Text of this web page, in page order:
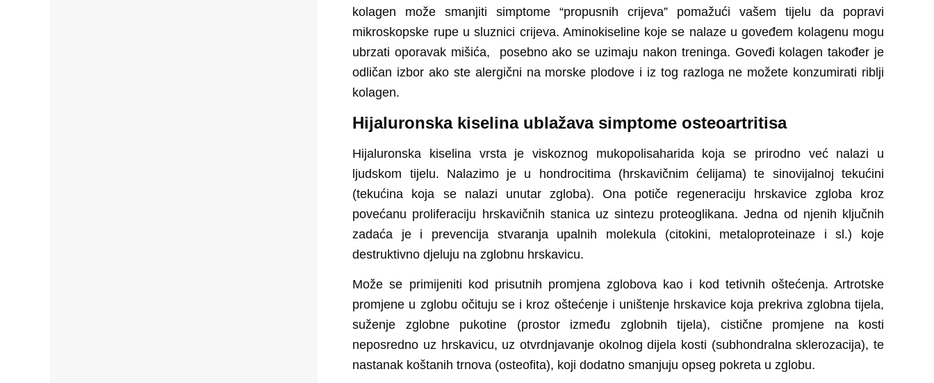
kolagen može smanjiti simptome “propusnih crijeva” pomažući vašem tijelu da popravi
mikroskopske rupe u sluznici crijeva. Aminokiseline koje se nalaze u goveđem kolagenu mogu
ubrzati oporavak mišića, posebno ako se uzimaju nakon treninga. Goveđi kolagen također je
odličan izbor ako ste alergični na morske plodove i iz tog razloga ne možete konzumirati riblji
kolagen.
Hijaluronska kiselina ublažava simptome osteoartritisa
Hijaluronska kiselina vrsta je viskoznog mukopolisaharida koja se prirodno već nalazi u
ljudskom tijelu. Nalazimo je u hondrocitima (hrskavičnim ćelijama) te sinovijalnoj tekućini
(tekućina koja se nalazi unutar zgloba). Ona potiče regeneraciju hrskavice zgloba kroz
povećanu proliferaciju hrskavičnih stanica uz sintezu proteoglikana. Jedna od njenih ključnih
zadaća je i prevencija stvaranja upalnih molekula(citokini, metaloproteinaze i sl.) koje
destruktivno djeluju na zglobnu hrskavicu.
Može se primijeniti kod prisutnih promjena zglobova kao i kod tetivnih oštećenja. Artrotske
promjene u zglobu očituju se i kroz oštećenje i uništenje hrskavice koja prekriva zglobna tijela,
suženje zglobne pukotine (prostor između zglobnih tijela), cistične promjene na kosti
neposredno uz hrskavicu, uz otvrdnjavanje okolnog dijela kosti (subhondralna sklerozacija), te
nastanak koštanih trnova (osteofita), koji dodatno smanjuju opseg pokreta u zglobu.